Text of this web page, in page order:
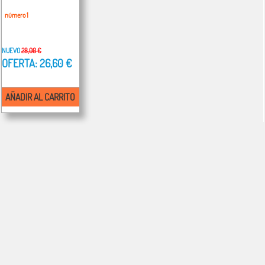
número 1
NUEVO28,00 €
OFERTA: 26,60 €
AÑADIR AL CARRITO